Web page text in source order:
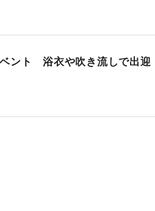
ント 浴衣や吹き流しで出迎